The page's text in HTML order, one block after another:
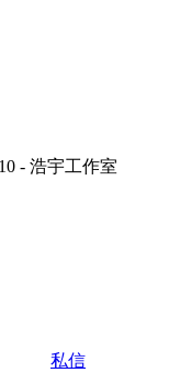
私信